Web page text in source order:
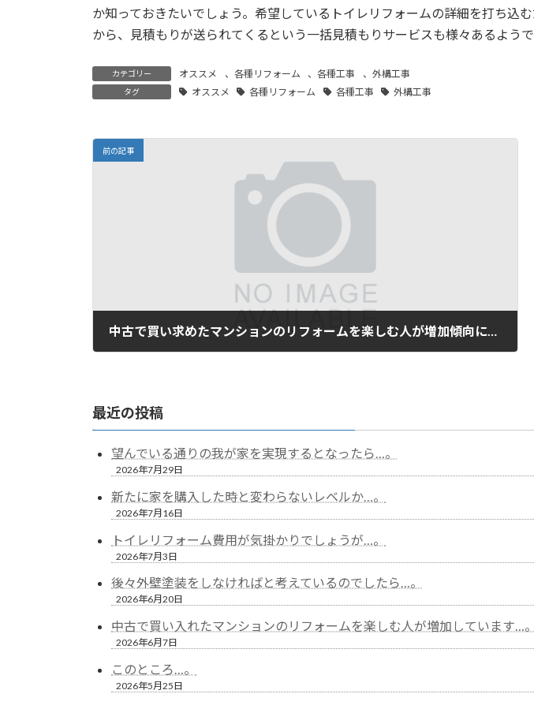
か知っておきたいでしょう。希望しているトイレリフォームの詳細を打ち込
から、見積もりが送られてくるという一括見積もりサービスも様々あるようで
カテゴリー オススメ 、 各種リフォーム 、各種工事 、 外構工事
タグ オススメ 各種リフォーム 各種工事 外構工事
前の記事
最近の投稿
望んでいる通りの我が家を実現するとなったら…。
2026年7月29日
新たに家を購入した時と変わらないレベルか…。
2026年7月16日
トイレリフォーム費用が気掛かりでしょうが…。
2026年7月3日
後々外壁塗装をしなければと考えているのでしたら…。
2026年6月20日
中古で買い入れたマンションのリフォームを楽しむ人が増加しています…。
2026年6月7日
このところ…。
2026年5月25日